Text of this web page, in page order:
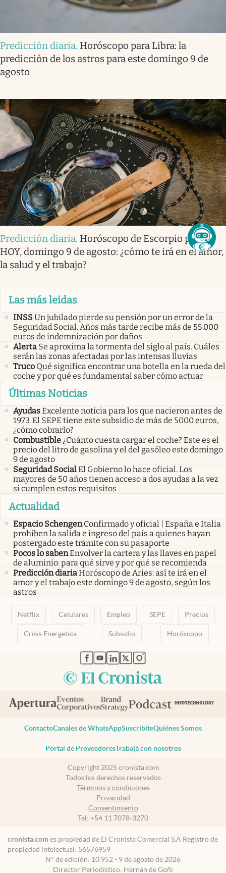
Predicción diaria. Horóscopo para Libra: la
predicción de los astros para este domingo 9 de
agosto
Predicción diaria. Horóscopo de Escorpio para
HOY, domingo 9 de agosto: ¿cómo te irá en el amor,
la salud y el trabajo?
Las más leidas
INSSUn jubilado pierde su pensión por un error de la
Seguridad Social. Años más tarde recibe más de 55.000
euros de indemnización por daños
Alerta Se aproxima la tormenta del siglo al país. Cuáles
serán las zonas afectadas por las intensas lluvias
Truco Qué significa encontrar una botella en la rueda del
coche y por qué es fundamental saber cómo actuar
Últimas Noticias
AyudasExcelente noticia para los que nacieron antes de
1973. El SEPE tiene este subsidio de más de 5000 euros,
¿cómo cobrarlo?
Combustible¿Cuánto cuesta cargar el coche? Este es el
precio del litro de gasolina y el del gasóleo este domingo
9 de agosto
Seguridad SocialEl Gobierno lo hace oficial. Los
mayores de 50 años tienen acceso a dos ayudas a la vez
si cumplen estos requisitos
Actualidad
Espacio Schengen Confirmado y oficial | España e Italia
prohíben la salida e ingreso del país a quienes hayan
postergado este trámite con su pasaporte
Pocos lo sabenEnvolver la cartera y las llaves en papel
de aluminio: para qué sirve y por qué se recomienda
Predicción diariaHoróscopo de Aries: así te irá en el
amor y el trabajo este domingo 9 de agosto, según los
astros
Netflix Celulares Empleo SEPE Precios
Crisis Energetica Subsidio Horóscopo
abre en nueva pestaña
abre en nueva pestaña
abre en nueva pestaña
abre en nueva pestaña
abre en nueva pestaña
ContactoCanales de WhatsAppSuscribiteQuiénes Somos
Portal de ProveedoresTrabajá con nosotros
Copyright 2025 cronista.com
Todos los derechos reservados
Términos y condiciones
Privacidad
Consentimiento
Tel: +54 11 7078-3270
cronista.com es propiedad de El Cronista Comercial S.A Registro de
propiedad intelectual: 56576959
N° de edición: 10.952 - 9 de agosto de 2026
Director Periodístico: Hernán de Goñi